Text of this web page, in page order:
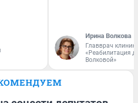
Ирина Волкова
Главврач
«Реабилитация
Волковой»